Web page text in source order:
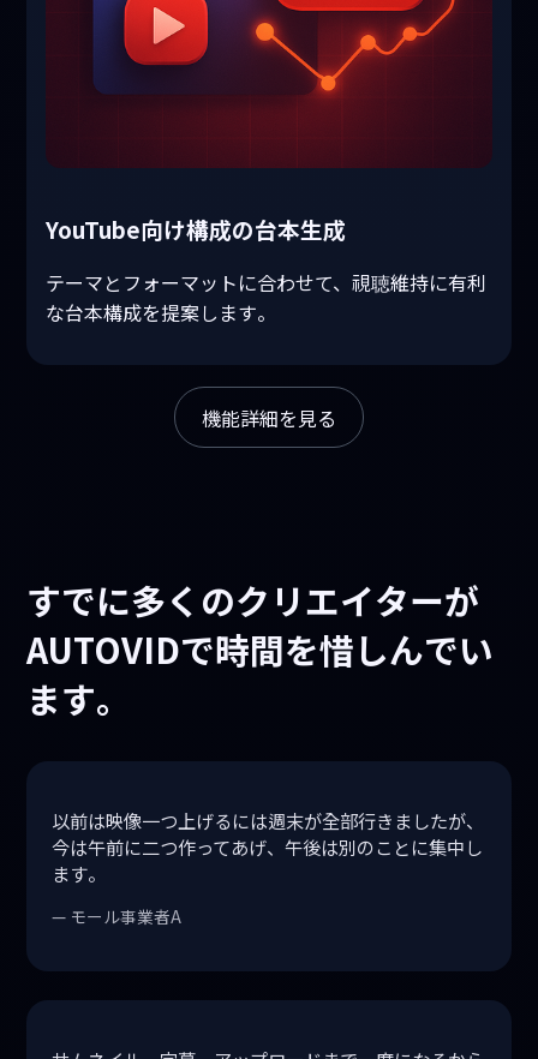
YouTube向け構成の台本生成
テーマとフォーマットに合わせて、視聴維持に有利
な台本構成を提案します。
機能詳細を見る
すでに多くのクリエイターが
AUTOVIDで時間を惜しんでい
ます。
以前は映像一つ上げるには週末が全部行きましたが、
今は午前に二つ作ってあげ、午後は別のことに集中し
ます。
— モール事業者A